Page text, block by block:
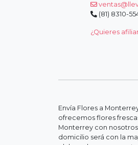
(81) 8310-
¿Quieres
Envía Flores a
ofrecemos flores
Monterrey con
domicilio será con la